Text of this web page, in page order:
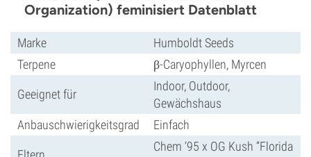
Organization) feminisiert Datenblatt
Marke
Humboldt Seeds
Terpene
β-Caryophyllen, Myrcen
Geeignet für
Indoor, Outdoor,
Gewächshaus
Anbauschwierigkeitsgrad
Einfach
Chem ‘95 x OG Kush “Florida